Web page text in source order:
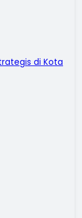
di Kota